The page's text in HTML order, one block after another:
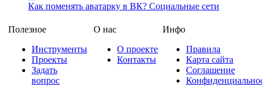
Как поменять аватарку в ВК? Социальные сети
Полезное
Инструменты
Проекты
Задать
вопрос
О нас
О проекте
Контакты
Инфо
Правила
Карта сайта
Соглашение